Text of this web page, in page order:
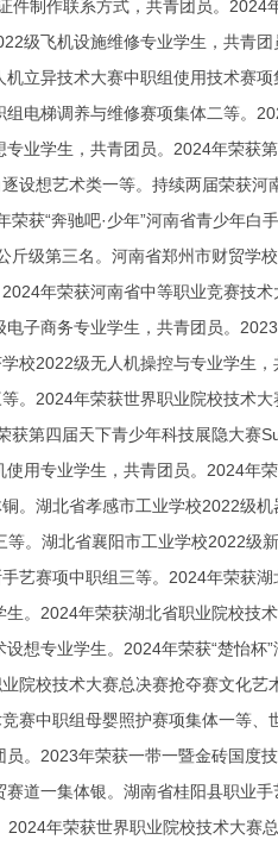
件制作联系方式 ，共青团员。2024
级飞机设施维修专业学生，共青
立异技术大赛中职组使用技术赛
电梯调养与维修赛项集体二等。
业学生，共青团员。2024年荣获
设想艺术类一等。持续两届荣获
获“奔驰吧·少年”河南省青少年
级第三名。河南省郑州市财贸学
年荣获河南省中等职业竞赛技
子商务专业学生，共青团员。
校2022级无人机操控与专业学生
2024年荣获世界职业院校技术
第四届天下青少年科技展隐大
用专业学生，共青团员。2024年
。湖北省孝感市工业学校2022级
。湖北省襄阳市工业学校2022级
赛项中职组三等。2024年荣获
。2024年荣获湖北省职业院校技
想专业学生。2024年荣获“楚怡
院校技术大赛总决赛抢夺赛文化
赛中职组母婴照护赛项集体一等
。2023年荣获一带一暨金砖国
道一集体银。湖南省桂阳县职业
年荣获世界职业院校技术大赛